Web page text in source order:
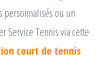
personnalisés ou un
Service Tennis via cette
court de tennis